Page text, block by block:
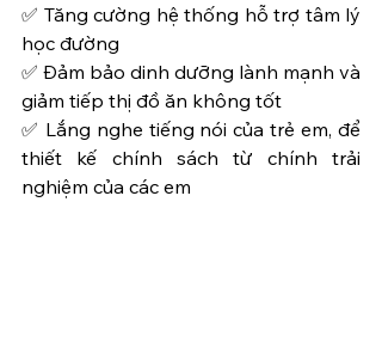
✅ Tăng cường hệ thống hỗ trợ tâm lý
học đường
✅ Đảm bảo dinh dưỡng lành mạnh và
giảm tiếp thị đồ ăn không tốt
✅ Lắng nghe tiếng nói của trẻ em, để
thiết kế chính sách từ chính trải
nghiệm của các em